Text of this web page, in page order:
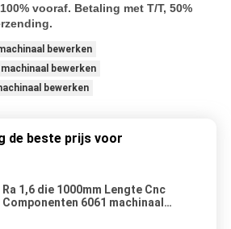
vooraf. Betaling met T/T, 50%
bewerken
bewerken
bewerken
de beste prijs voor
Ra 1,6 die 1000mm Lengte Cnc
Componenten 6061 machinaal